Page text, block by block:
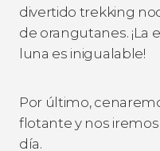
divertido trekking
de orangutanes. ¡La
luna es inigualable!
Por último,
flotante y nos
día.